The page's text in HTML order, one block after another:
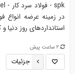
در زمینه عرضه انواع
استانداردهای روز
2 ساعت پیش
جزئیات